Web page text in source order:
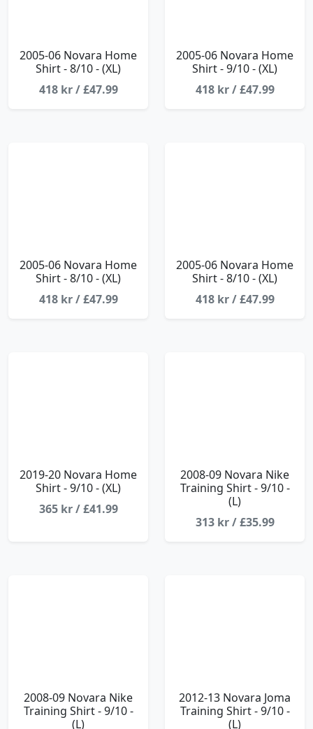
2005-06 Novara Home
Shirt - 8/10 - (XL)
418 kr / £47.99
2005-06 Novara Home
Shirt - 9/10 - (XL)
418 kr / £47.99
2005-06 Novara Home
Shirt - 8/10 - (XL)
418 kr / £47.99
2005-06 Novara Home
Shirt - 8/10 - (XL)
418 kr / £47.99
2019-20 Novara Home
Shirt - 9/10 - (XL)
365 kr / £41.99
2008-09 Novara Nike
Training Shirt - 9/10 -
(L)
313 kr / £35.99
2008-09 Novara Nike
Training Shirt - 9/10 -
(L)
2012-13 Novara Joma
Training Shirt - 9/10 -
(L)